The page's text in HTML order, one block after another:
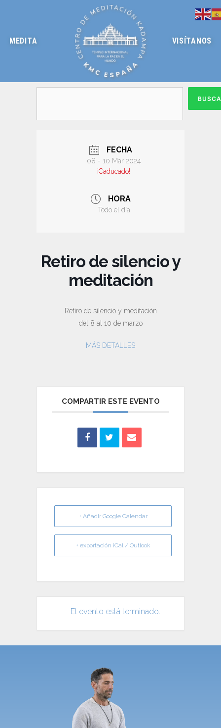
MEDITA VISÍTANOS
FECHA
08 - 10 Mar 2024
¡Caducado!
HORA
Todo el día
Retiro de silencio y
meditación
Retiro de silencio y meditación
del 8 al 10 de marzo
MÁS DETALLES
COMPARTIR ESTE EVENTO
+ Añadir Google Calendar
+ exportación iCal / Outlook
El evento está terminado.